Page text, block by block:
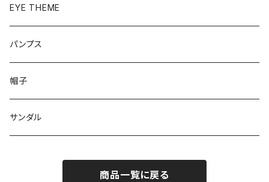
ベーシック
ローファー
ブーツ
EYE THEME
パンプス
帽子
サンダル
商品一覧に戻る